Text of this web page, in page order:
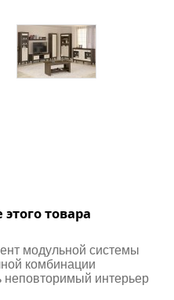
товара
модульной системы
комбинации
неповторимый интерьер